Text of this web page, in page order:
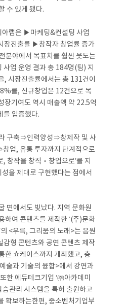
수 있게 됐다.
아랩은 ▶마케팅&컨설팅 사업
장진출률 ▶창작자 창업률 증가
분야에서 목표치를 훨씬 웃도는
업 운영 결과 총 184명(팀) 지
시장진출률에서는 총 131건이
를, 신규창업은 12건으로 목
기여도 역시 매출액 약 22.5억
를 입증했다.
구축⇒인력양성⇒창제작 및 사
업, 유통 투자까지 단계적으로
, 창작을 창직‧창업으로’를 지
을 제대로 구현했다는 점에서
면에서도 빛났다. 지역 문화원
하여 콘텐츠를 제작한 ‘(주)문화
<우륵, 그리움의 노래>는 음원
형 콘텐츠와 공연 콘텐츠 제작
한 쇼케이스까지 개최했고, 충
술과 기술의 융합>에서 강연과
한 에듀테크기업 ‘㈜아카데미
관리 시스템을 특허 출원하고
확보하는한편, 중소벤처기업부